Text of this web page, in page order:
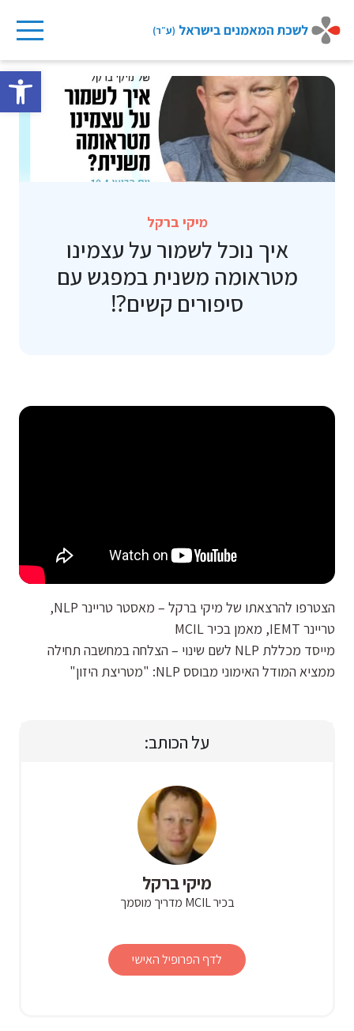
to
content
מיקי ברקל
איך נוכל לשמור על עצמינו
מטראומה משנית במפגש עם
סיפורים קשים⁉
הצטרפו להרצאתו של מיקי ברקל – מאסטר טריינר NLP,
טריינר IEMT, מאמן בכיר MCIL
מייסד מכללת NLP לשם שינוי – הצלחה במחשבה תחילה
ממציא המודל האימוני מבוסס NLP: "מטריצת היזון"
על הכותב:
מיקי ברקל
בכיר MCIL מדריך מוסמך
לדף הפרופיל האישי